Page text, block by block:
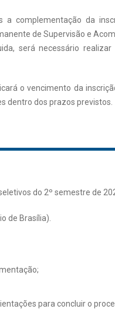
a complementação da
de Supervisão e
será necessário
o vencimento da
dentro dos prazos previstos.
do 2º semestre de
de Brasília).
para concluir o